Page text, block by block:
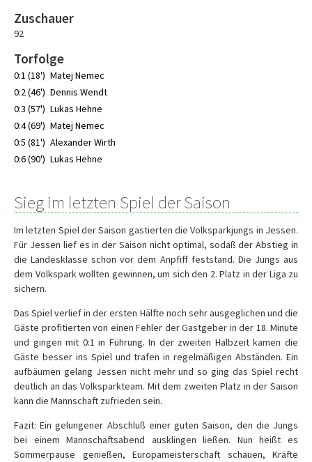
Zuschauer
92
Torfolge
0:1 (18') Matej Nemec
0:2 (46') Dennis Wendt
0:3 (57') Lukas Hehne
0:4 (69') Matej Nemec
0:5 (81') Alexander Wirth
0:6 (90') Lukas Hehne
Sieg im letzten Spiel der Saison
Im letzten Spiel der Saison gastierten die Volksparkjungs in Jessen.
Für Jessen lief es in der Saison nicht optimal, sodaß der Abstieg in
die Landesklasse schon vor dem Anpfiff feststand. Die Jungs aus
dem Volkspark wollten gewinnen, um sich den 2. Platz in der Liga zu
sichern.
Das Spiel verlief in der ersten Hälfte noch sehr ausgeglichen und die
Gäste profitierten von einen Fehler der Gastgeber in der 18. Minute
und gingen mit 0:1 in Führung. In der zweiten Halbzeit kamen die
Gäste besser ins Spiel und trafen in regelmäßigen Abständen. Ein
aufbäumen gelang Jessen nicht mehr und so ging das Spiel recht
deutlich an das Volksparkteam. Mit dem zweiten Platz in der Saison
kann die Mannschaft zufrieden sein.
Fazit: Ein gelungener Abschluß einer guten Saison, den die Jungs
bei einem Mannschaftsabend ausklingen ließen. Nun heißt es
Sommerpause genießen, Europameisterschaft schauen, Kräfte